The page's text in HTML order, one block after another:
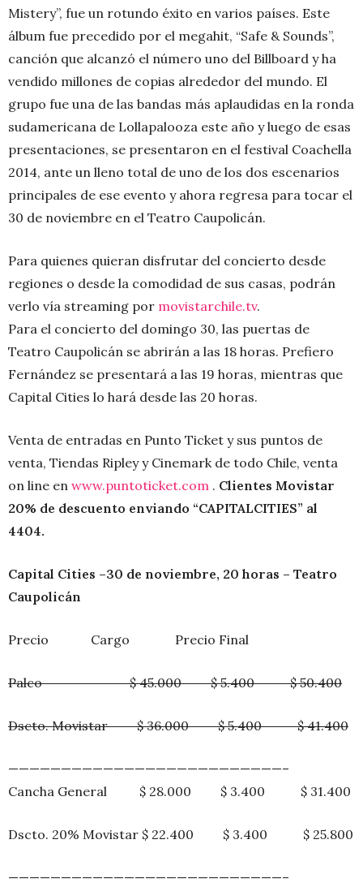
Mistery”, fue un rotundo éxito en varios países. Este
álbum fue precedido por el megahit, “Safe & Sounds”,
canción que alcanzó el número uno del Billboard y ha
vendido millones de copias alrededor del mundo. El
grupo fue una de las bandas más aplaudidas en la ronda
sudamericana de Lollapalooza este año y luego de esas
presentaciones, se presentaron en el festival Coachella
2014, ante un lleno total de uno de los dos escenarios
principales de ese evento y ahora regresa para tocar el
30 de noviembre en el Teatro Caupolicán.
Para quienes quieran disfrutar del concierto desde
regiones o desde la comodidad de sus casas, podrán
verlo vía streaming por movistarchile.tv.
Para el concierto del domingo 30, las puertas de
Teatro Caupolicán se abrirán a las 18 horas. Prefiero
Fernández se presentará a las 19 horas, mientras que
Capital Cities lo hará desde las 20 horas.
Venta de entradas en Punto Ticket y sus puntos de
venta, Tiendas Ripley y Cinemark de todo Chile, venta
on line en www.puntoticket.com . Clientes Movistar
20% de descuento enviando “CAPITALCITIES” al
4404.
Capital Cities –30 de noviembre, 20 horas – Teatro
Caupolicán
Precio Cargo Precio Final
Palco $ 45.000 $ 5.400 $ 50.400
Dscto. Movistar $ 36.000 $ 5.400 $ 41.400
——————————————————————————–
Cancha General $ 28.000 $ 3.400 $ 31.400
Dscto. 20% Movistar $ 22.400 $ 3.400 $ 25.800
——————————————————————————–